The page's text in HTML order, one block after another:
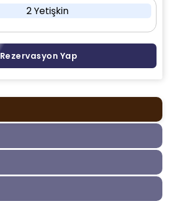
2 Yetişkin
Rezervasyon Yap